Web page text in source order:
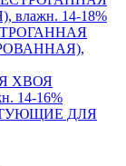
14-18%
ХВОЯ
14-16%
ДЛЯ